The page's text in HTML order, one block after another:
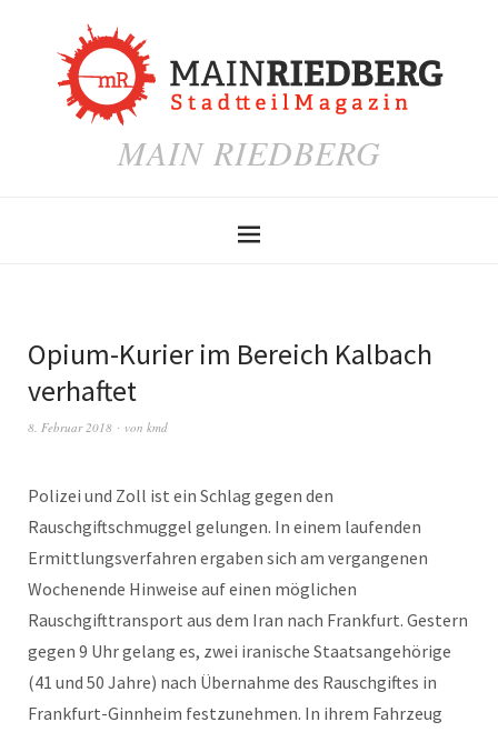
MAIN RIEDBERG
Opium-Kurier im Bereich Kalbach
verhaftet
8. Februar 2018 von kmd
Polizei und Zoll ist ein Schlag gegen den
Rauschgiftschmuggel gelungen. In einem laufenden
Ermittlungsverfahren ergaben sich am vergangenen
Wochenende Hinweise auf einen möglichen
Rauschgifttransport aus dem Iran nach Frankfurt. Gestern
gegen 9 Uhr gelang es, zwei iranische Staatsangehörige
(41 und 50 Jahre) nach Übernahme des Rauschgiftes in
Frankfurt-Ginnheim festzunehmen. In ihrem Fahrzeug